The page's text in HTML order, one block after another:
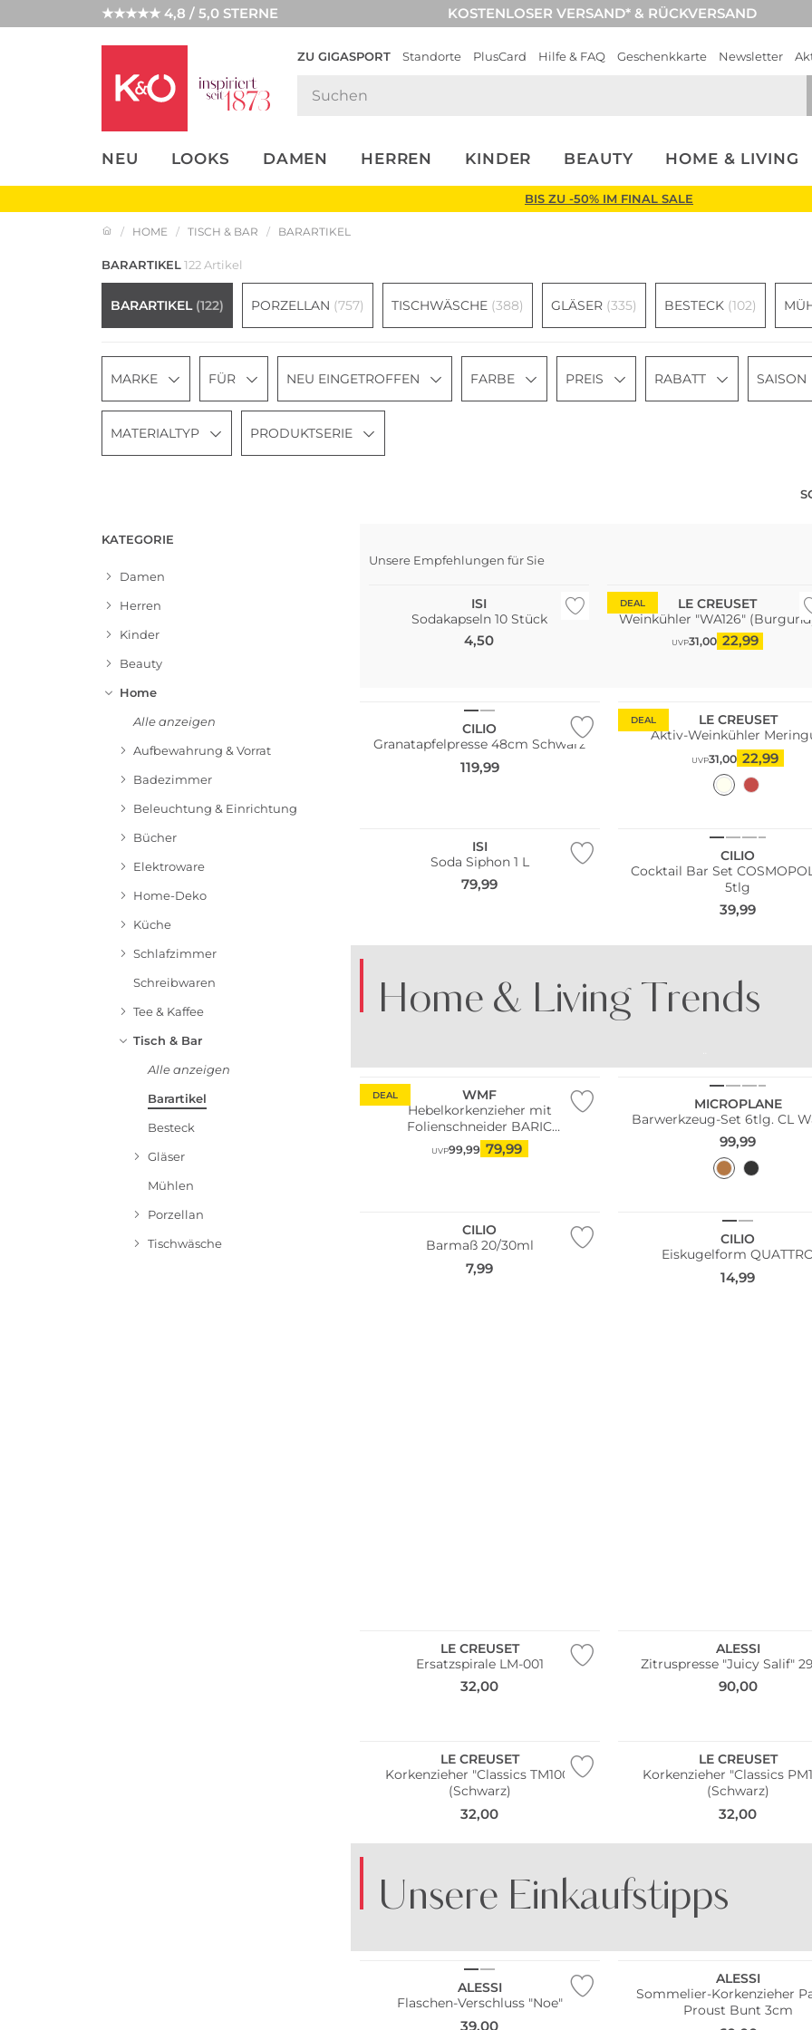
★★★★★ 4,8 / 5,0 STERNE KOSTENLOSER VERSAND* & RÜCKVERSAND
ZU GIGASPORT Standorte PlusCard Hilfe & FAQ Geschenkkarte Newsletter
NEU LOOKS DAMEN HERREN KINDER BEAUTY HOME & LIVING
UNSERE APP
CLICK &
BIS ZU -50% IM FINAL SALE
HOME TISCH & BAR BARARTIKEL
BARARTIKEL122 Artikel
BARARTIKEL (122) PORZELLAN (757) TISCHWÄSCHE (388) GLÄSER (335) BESTECK (102)
MARKE FÜR NEU EINGETROFFEN FARBE PREIS RABATT SAISON
MATERIALTYP PRODUKTSERIE
KATEGORIE
Damen
Herren
Kinder
Beauty
Home
Alle anzeigen
Aufbewahrung & Vorrat
Badezimmer
Beleuchtung & Einrichtung
Bücher
Elektroware
Home-Deko
Küche
Schlafzimmer
Schreibwaren
Tee & Kaffee
Tisch & Bar
Alle anzeigen
Barartikel
Besteck
Gläser
Mühlen
Porzellan
Tischwäsche
Unsere Empfehlungen für Sie
Bestseller
ISI
Sodakapseln 10 Stück
4,50
DEAL
LE CREUSET
Weinkühler "WA126"
UVP31,00 22,99
CILIO
Granatapfelpresse 48cm Schwarz
119,99
DEAL
LE CREUSET
Aktiv-Weinkühler
UVP31,00 22,99
ISI
Soda Siphon 1 L
79,99
CILIO
Cocktail Bar Set
5tlg
39,99
Home & Living Trends
DEAL
WMF
Hebelkorkenzieher mit
Folienschneider BARIC
Silber/Schwarz
UVP99,99 79,99
MICROPLANE
Barwerkzeug-Set 6tlg. CL
99,99
CILIO
Barmaß 20/30ml
7,99
CILIO
Eiskugelform
14,99
LE CREUSET
Ersatzspirale LM-001
32,00
ALESSI
Zitruspresse "Juicy Salif"
90,00
LE CREUSET
Korkenzieher "Classics TM100"
(Schwarz)
32,00
LE CREUSET
Korkenzieher "Classics
(Schwarz)
32,00
Unsere Einkaufstipps
BE FAMOUS DOCK AND BAY
ALESSI
Flaschen-Verschluss "Noe"
39,00
ALESSI
Sommelier-Korkenzieher
Proust Bunt 3cm